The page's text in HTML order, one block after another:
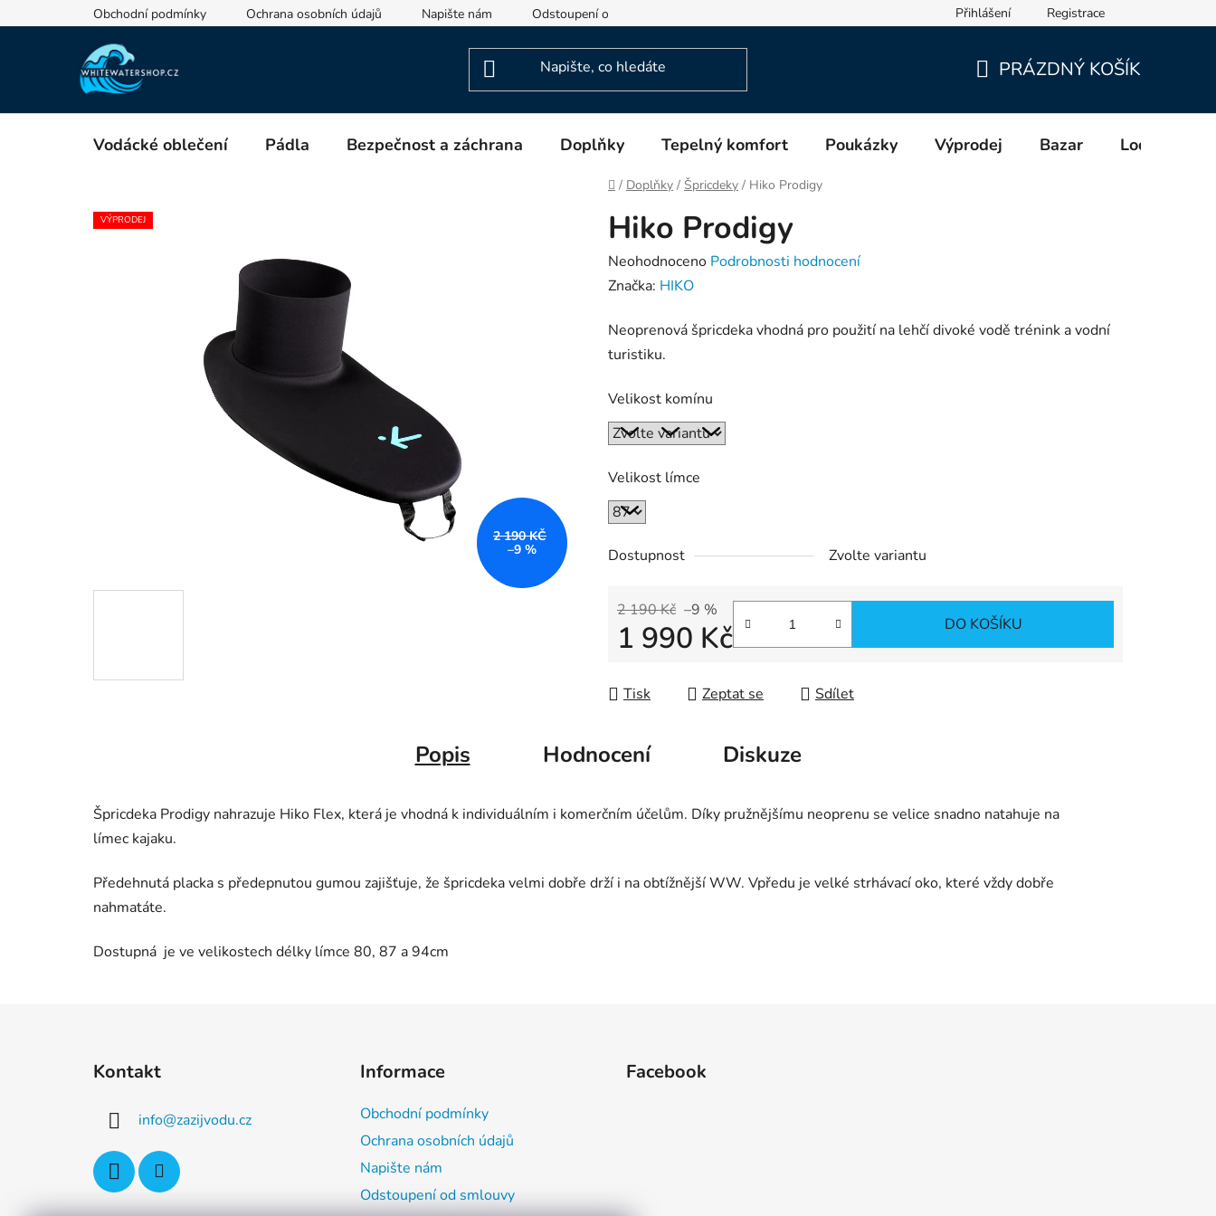
na
Obchodní podmínky Ochrana osobních údajů Napište nám Odstoupení od smlouvy Informace o výrobcích a distributorech (GPSR)Přihlášení Registrace
KOŠÍK
PRÁZDNÝ KOŠÍK
Vodácké oblečení Pádla Bezpečnost a záchrana Doplňky Tepelný komfort Poukázky Výprodej Bazar Lodě
Domů
/ Doplňky / Špricdeky / Hiko Prodigy
Hiko Prodigy
Průměrné
hodnocení
je
0,0
5
hvězdiček.
Neohodnoceno Podrobnosti hodnocení
Značka: HIKO
Neoprenová špricdeka vhodná pro použití na lehčí divoké vodě trénink a vodní
turistiku.
Velikost komínu
Velikost límce
Dostupnost Zvolte variantu
2 190 Kč –9 %
1 990 Kč DO KOŠÍKU
Tisk Zeptat se Sdílet
VÝPRODEJ
2 190 KČ
–9 %
Popis Hodnocení Diskuze
Špricdeka Prodigy nahrazuje Hiko Flex, která je vhodná k individuálním i komerčním účelům. Díky pružnějšímu neoprenu se velice snadno natahuje na
límec kajaku.
Předehnutá placka s předepnutou gumou zajišťuje, že špricdeka velmi dobře drží i na obtížnější WW. Vpředu je velké strhávací oko, které vždy dobře
nahmatáte.
Dostupná je ve velikostech délky límce 80, 87 a 94cm
Kontakt
info@zazijvodu.cz
Informace
Obchodní podmínky
Ochrana osobních údajů
Napište nám
Odstoupení od smlouvy
Facebook